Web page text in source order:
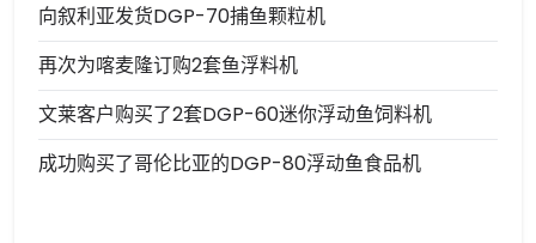
向叙利亚发货DGP-70捕鱼颗粒机
再次为喀麦隆订购2套鱼浮料机
文莱客户购买了2套DGP-60迷你浮动鱼饲料机
成功购买了哥伦比亚的DGP-80浮动鱼食品机